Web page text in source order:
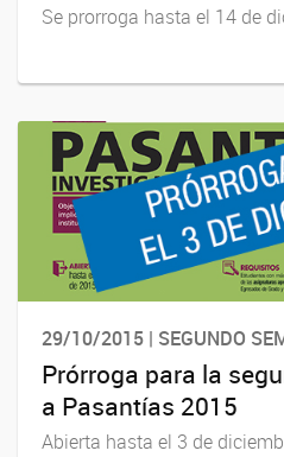
Se prorroga hasta el 14 de
29/10/2015 | SEGUNDO
Prórroga para la
a Pasantías 2015
Abierta hasta el 3 de